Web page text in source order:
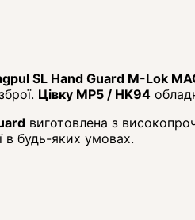
SL Hand Guard M-Lok
Цівку MP5 / HK94
виготовлена з
в будь-яких умовах.